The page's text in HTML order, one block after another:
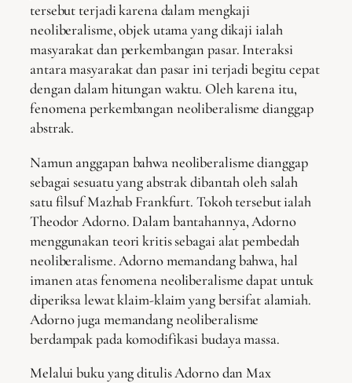
tersebut terjadi karena dalam mengkaji
neoliberalisme, objek utama yang dikaji ialah
masyarakat dan perkembangan pasar. Interaksi
antara masyarakat dan pasar ini terjadi begitu cepat
dengan dalam hitungan waktu. Oleh karena itu,
fenomena perkembangan neoliberalisme dianggap
abstrak.
Namun anggapan bahwa neoliberalisme dianggap
sebagai sesuatu yang abstrak dibantah oleh salah
satu filsuf Mazhab Frankfurt. Tokoh tersebut ialah
Theodor Adorno. Dalam bantahannya, Adorno
menggunakan teori kritis sebagai alat pembedah
neoliberalisme. Adorno memandang bahwa, hal
imanen atas fenomena neoliberalisme dapat untuk
diperiksa lewat klaim-klaim yang bersifat alamiah.
Adorno juga memandang neoliberalisme
berdampak pada komodifikasi budaya massa.
Melalui buku yang ditulis Adorno dan Max